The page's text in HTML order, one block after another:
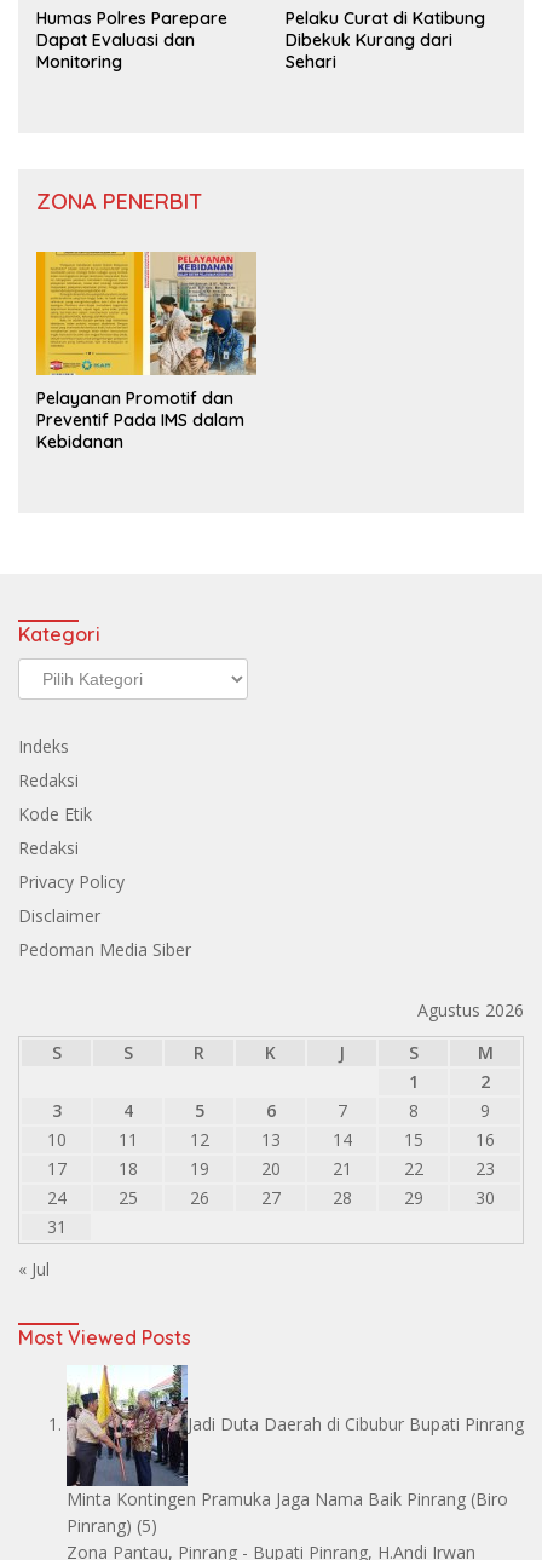
Humas Polres Parepare
Dapat Evaluasi dan
Monitoring
Pelaku Curat di Katibung
Dibekuk Kurang dari
Sehari
ZONA PENERBIT
Pelayanan Promotif dan
Preventif Pada IMS dalam
Kebidanan
Kategori
Kategori
Indeks
Redaksi
Kode Etik
Redaksi
Privacy Policy
Disclaimer
Pedoman Media Siber
Agustus 2026
S
S R K J S
M
1
2
3
4 5 6 7 8
9
10
11 12 13 14 15
16
17
18 19 20 21 22
23
24
25 26 27 28 29
30
31
« Jul
Most Viewed Posts
Jadi Duta Daerah di Cibubur Bupati Pinrang
Minta Kontingen Pramuka Jaga Nama Baik Pinrang (Biro
Pinrang) (5)
Zona Pantau, Pinrang - Bupati Pinrang, H.Andi Irwan